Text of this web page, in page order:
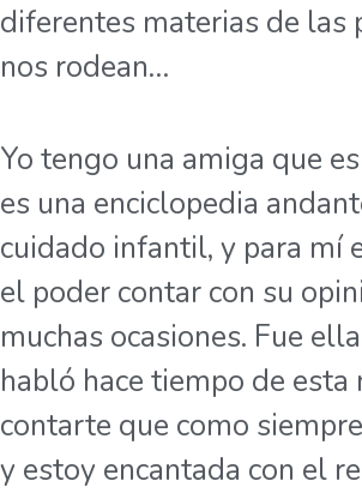
diferentes materias de las
nos rodean…
Yo tengo una amiga que
es una enciclopedia
cuidado infantil, y para mí
el poder contar con su
muchas ocasiones. Fue
habló hace tiempo de esta
contarte que como
y estoy encantada con el